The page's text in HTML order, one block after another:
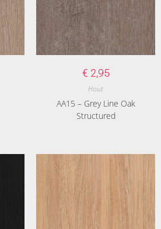
€ 2,95
Hout
AA15 – Grey Line Oak
Structured